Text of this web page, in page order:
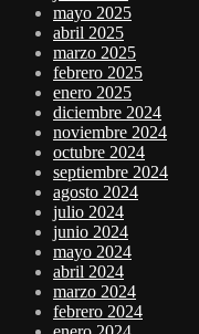
mayo 2025
abril 2025
marzo 2025
febrero 2025
enero 2025
diciembre 2024
noviembre 2024
octubre 2024
septiembre 2024
agosto 2024
julio 2024
junio 2024
mayo 2024
abril 2024
marzo 2024
febrero 2024